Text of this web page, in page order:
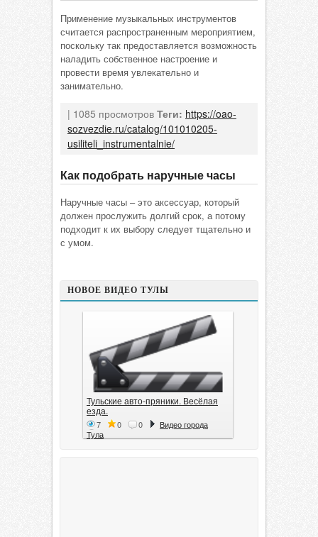
Применение музыкальных инструментов
считается распространенным мероприятием,
поскольку так предоставляется возможность
наладить собственное настроение и
провести время увлекательно и
занимательно.
| 1085 просмотров Теги: https://oao-
sozvezdie.ru/catalog/101010205-
usiliteli_instrumentalnie/
Как подобрать наручные часы
Наручные часы – это аксессуар, который
должен прослужить долгий срок, а потому
подходит к их выбору следует тщательно и
с умом.
НОВОЕ ВИДЕО ТУЛЫ
Тульские авто-пряники. Весёлая
езда.
7 0 0
Видео города
Тула